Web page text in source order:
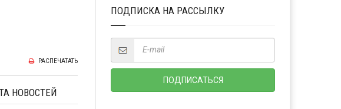
РАСПЕЧАТАТЬ
НОВОСТЕЙ
ПОДПИСКА НА РАССЫЛКУ